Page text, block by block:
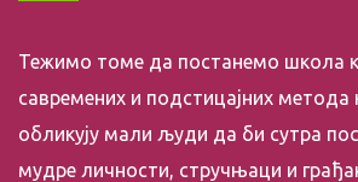
Тежимо томе да постанемо школа
савремених и подстицајних метода
обликују мали људи да би сутра
мудре личности, стручњаци и